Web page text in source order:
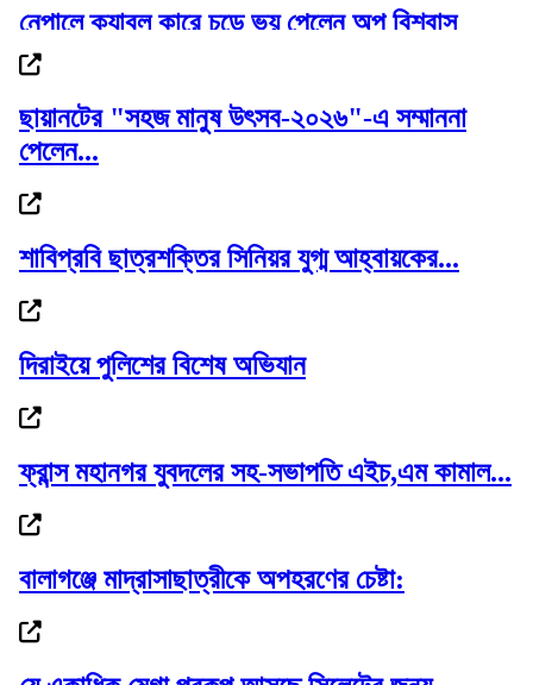
নেপালে ক্যাবল কারে চড়ে ভয় পেলেন অপু বিশ্বাস
ফ্লাইট জটিলতায় ইতালিতে আটকা পড়েছেন
বাংলাদেশি...
গজারিয়ায় ১৩ বছরের কিশোরী ধর্ষণের অভিযোগ, ৬...
যুক্তরাষ্ট্রে এক মাসে আটক প্রায় ৫১ হাজার...
২০২৭ সালের শুরুতেই বিশ্ববাজারে স্বর্ণের দামে...
ছায়ানটের "সহজ মানুষ উৎসব-২০২৬"-এ সম্মাননা
পেলেন...
শাবিপ্রবি ছাত্রশক্তির সিনিয়র যুগ্ম আহ্বায়কের...
দিরাইয়ে পুলিশের বিশেষ অভিযান
ফ্রান্স মহানগর যুবদলের সহ-সভাপতি এইচ,এম কামাল...
বালাগঞ্জে মাদ্রাসাছাত্রীকে অপহরণের চেষ্টা: